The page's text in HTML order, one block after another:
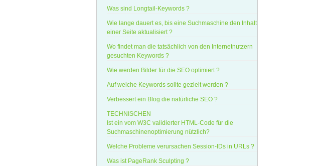
Was sind Longtail-Keywords ?
Wie lange dauert es, bis eine Suchmaschine den Inhalt
einer Seite aktualisiert ?
Wo findet man die tatsächlich von den Internetnutzern
gesuchten Keywords ?
Wie werden Bilder für die SEO optimiert ?
Auf welche Keywords sollte gezielt werden ?
Verbessert ein Blog die natürliche SEO ?
TECHNISCHEN
Ist ein vom W3C validierter HTML-Code für die
Suchmaschinenoptimierung nützlich?
Welche Probleme verursachen Session-IDs in URLs ?
Was ist PageRank Sculpting ?